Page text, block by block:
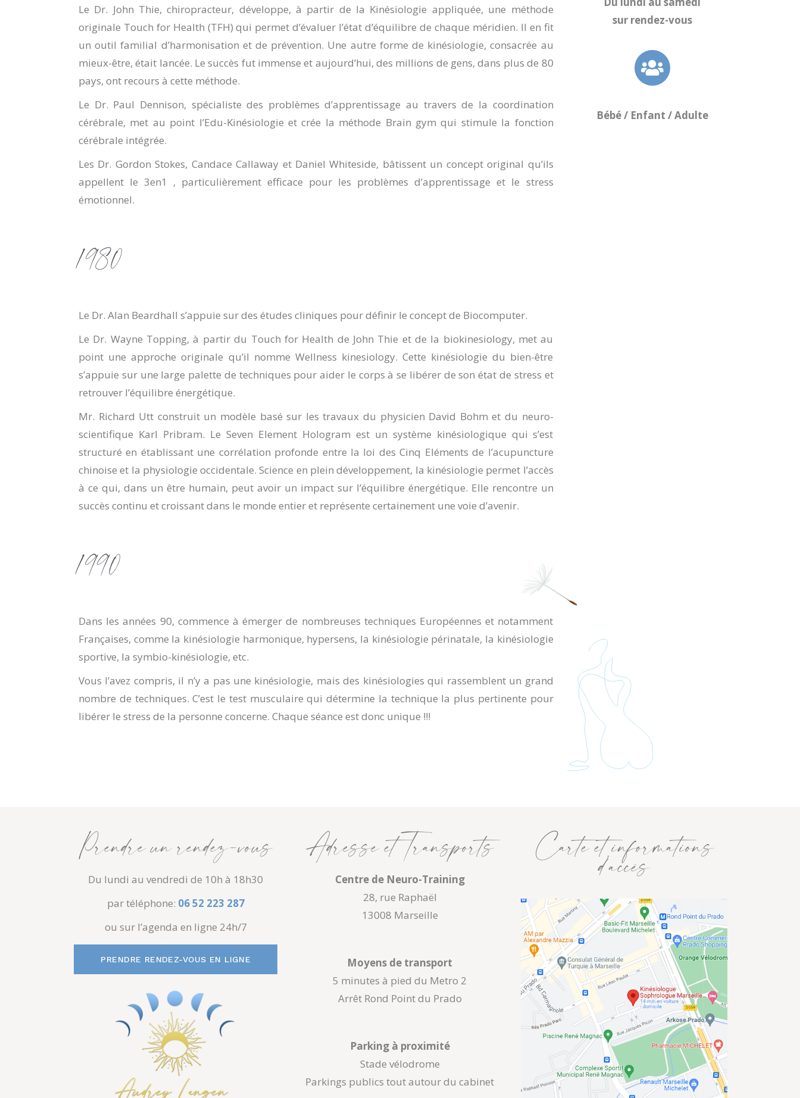
Le Dr. John Thie, chiropracteur, développe, à partir de la Kinésiologie appliquée, une méthode
originale Touch for Health (TFH) qui permet d’évaluer l’état d’équilibre de chaque méridien. Il en fit
un outil familial d’harmonisation et de prévention. Une autre forme de kinésiologie, consacrée au
mieux-être, était lancée. Le succès fut immense et aujourd’hui, des millions de gens, dans plus de 80
pays, ont recours à cette méthode.
Le Dr. Paul Dennison, spécialiste des problèmes d’apprentissage au travers de la coordination
cérébrale, met au point l’Edu-Kinésiologie et crée la méthode Brain gym qui stimule la fonction
cérébrale intégrée.
Les Dr. Gordon Stokes, Candace Callaway et Daniel Whiteside, bâtissent un concept original qu’ils
appellent le 3en1 , particulièrement efficace pour les problèmes d’apprentissage et le stress
émotionnel.
1980
Le Dr. Alan Beardhall s’appuie sur des études cliniques pour définir le concept de Biocomputer.
Le Dr. Wayne Topping, à partir du Touch for Health de John Thie et de la biokinesiology, met au
point une approche originale qu’il nomme Wellness kinesiology. Cette kinésiologie du bien-être
s’appuie sur une large palette de techniques pour aider le corps à se libérer de son état de stress et
retrouver l’équilibre énergétique.
Mr. Richard Utt construit un modèle basé sur les travaux du physicien David Bohm et du neuro-
scientifique Karl Pribram. Le Seven Element Hologram est un système kinésiologique qui s’est
structuré en établissant une corrélation profonde entre la loi des Cinq Eléments de l’acupuncture
chinoise et la physiologie occidentale. Science en plein développement, la kinésiologie permet l’accès
à ce qui, dans un être humain, peut avoir un impact sur l’équilibre énergétique. Elle rencontre un
succès continu et croissant dans le monde entier et représente certainement une voie d’avenir.
1990
Dans les années 90, commence à émerger de nombreuses techniques Européennes et notamment
Françaises, comme la kinésiologie harmonique, hypersens, la kinésiologie périnatale, la kinésiologie
sportive, la symbio-kinésiologie, etc.
Vous l’avez compris, il n’y a pas une kinésiologie, mais des kinésiologies qui rassemblent un grand
nombre de techniques. C’est le test musculaire qui détermine la technique la plus pertinente pour
libérer le stress de la personne concerne. Chaque séance est donc unique !!!
sur rendez-vous
Bébé / Enfant / Adulte
Prendre un rendez-vous
Du lundi au vendredi de 10h à 18h30
par téléphone: 06 52 223 287
ou sur l’agenda en ligne 24h/7
PRENDRE RENDEZ-VOUS EN LIGNE
Adresse et Transports
Centre de Neuro-Training
28, rue Raphaël
13008 Marseille
Moyens de transport
5 minutes à pied du Metro 2
Arrêt Rond Point du Prado
Parking à proximité
Stade vélodrome
Parkings publics tout autour du cabinet
Carte et informations
d’accès